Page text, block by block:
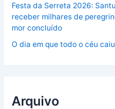
Festa da Serreta 2026:
receber milhares de
mor concluído
O dia em que todo o céu
Arquivo